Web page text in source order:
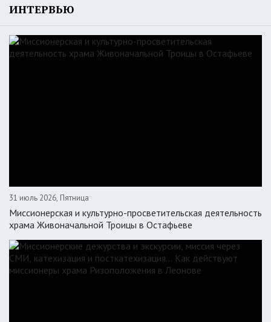
ИНТЕРВЬЮ
31 июль 2026, Пятница
Миссионерская и культурно-просветительская деятельность
храма Живоначальной Троицы в Остафьеве